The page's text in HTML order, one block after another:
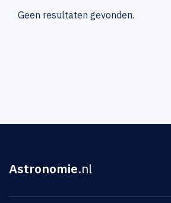
Geen resultaten gevonden.
Astronomie.nl